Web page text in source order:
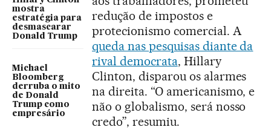
mostra
estratégia para
desmascarar
Donald Trump
Michael
Bloomberg
derruba o mito
de Donald
Trump como
empresário
redução de impostos e
protecionismo comercial. A
queda nas pesquisas diante da
rival democrata, Hillary
Clinton, disparou os alarmes
na direita. “O americanismo, e
não o globalismo, será nosso
credo”, resumiu.